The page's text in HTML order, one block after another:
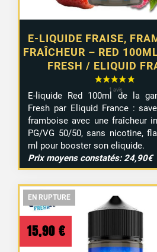
E-LIQUIDE FRAISE,
FRAÎCHEUR – RED
FRESH / ELIQUID
E-liquide Red 100ml de la
Fresh par Eliquid France :
framboise avec une fraîcheur
PG/VG 50/50, sans nicotine,
ml pour booster son eliquide.
Prix moyens constatés: 24,90€
EN RUPTURE
EN RUPTURE
15,90 €
EN RUPTURE